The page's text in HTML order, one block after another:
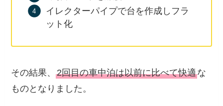
イレクターパイプで台を作成しフラ
ット化
その結果、2回目の車中泊は以前に比べて快適な
ものとなりました。